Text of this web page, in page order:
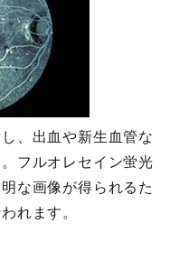
、出血や新生血管な
フルオレセイン蛍光
な画像が得られるた
れます。